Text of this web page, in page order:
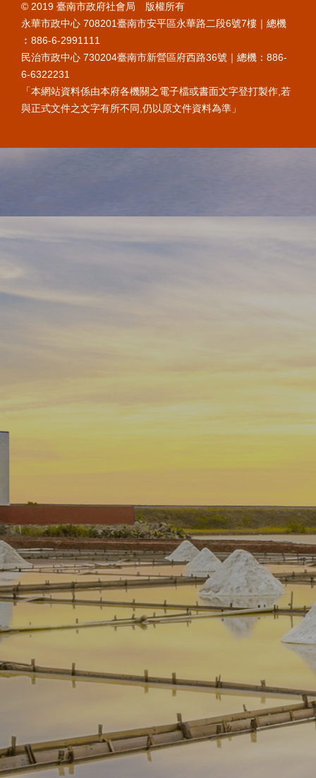
© 2019 臺南市政府社會局 版權所有
永華市政中心 708201臺南市安平區永華路二段6號7樓｜總機
︰886-6-2991111
民治市政中心 730204臺南市新營區府西路36號｜總機：886-
6-6322231
「本網站資料係由本府各機關之電子檔或書面文字登打製作,若
與正式文件之文字有所不同,仍以原文件資料為準」